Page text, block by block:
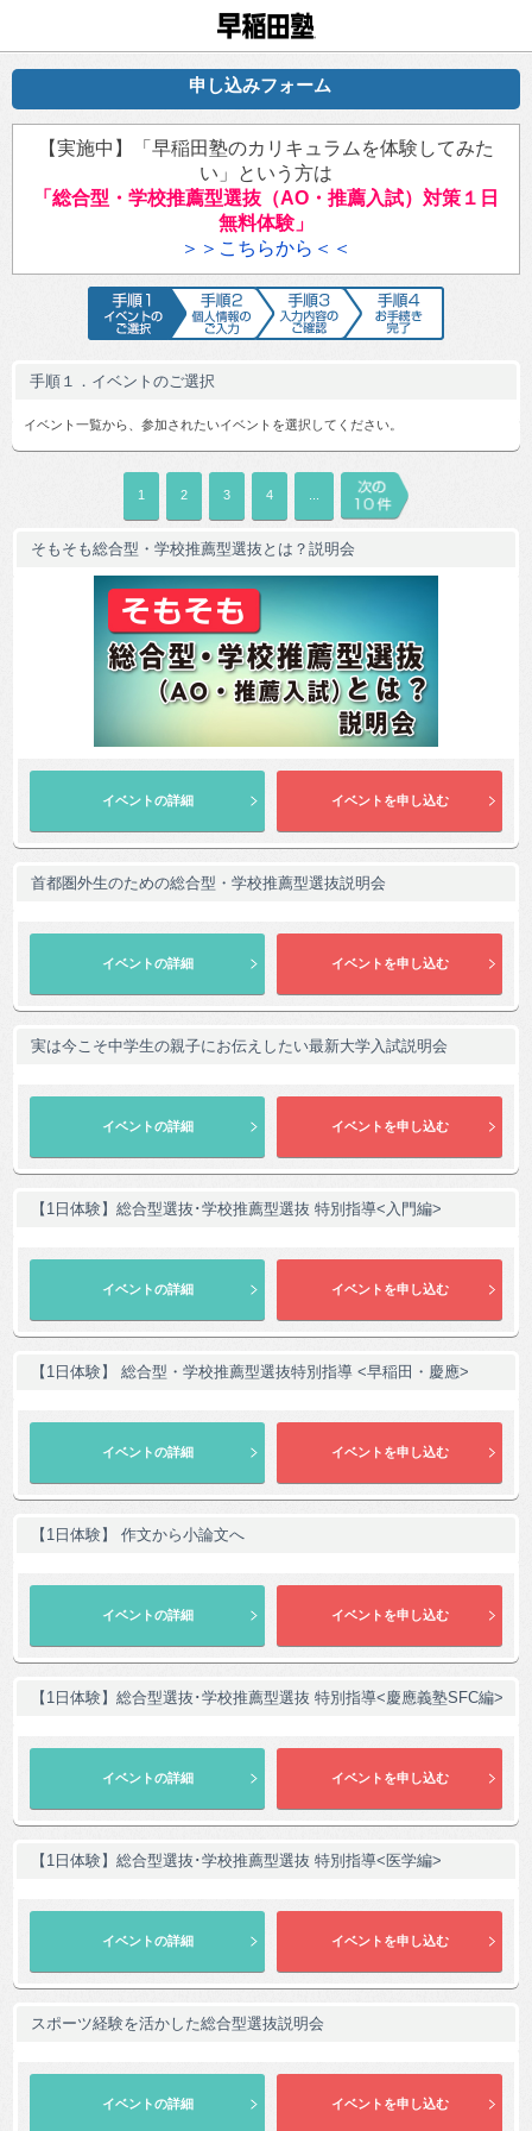
申し込みフォーム
【実施中】「早稲田塾のカリキュラムを体験してみた
い」という方は
「総合型・学校推薦型選抜（AO・推薦入試）対策１日
無料体験」
＞＞こちらから＜＜
手順1 イベントのご選択手順2 個人情報のご入力手順3 入力内容のご確認
手順１．イベントのご選択
イベント一覧から、参加されたいイベントを選択してください。
1 2 3 4
そもそも総合型・学校推薦型選抜とは？説明会
首都圏外生のための総合型・学校推薦型選抜説明会
実は今こそ中学生の親子にお伝えしたい最新大学入試説明会
【1日体験】総合型選抜･学校推薦型選抜 特別指導<入門編>
【1日体験】 総合型・学校推薦型選抜特別指導 <早稲田・慶應>
【1日体験】 作文から小論文へ
【1日体験】総合型選抜･学校推薦型選抜 特別指導<慶應義塾SFC編>
【1日体験】総合型選抜･学校推薦型選抜 特別指導<医学編>
スポーツ経験を活かした総合型選抜説明会